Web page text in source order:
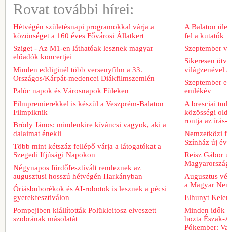
Rovat további hírei:
Hétvégén születésnapi programokkal várja a
közönséget a 160 éves Fővárosi Állatkert
Sziget - Az M1-en láthatóak lesznek magyar
előadók koncertjei
Minden eddiginél több versenyfilm a 33.
Országos/Kárpát-medencei Diákfilmszemlén
Palóc napok és Városnapok Füleken
Filmpremierekkel is készül a Veszprém-Balaton
Filmpiknik
Bródy János: mindenkire kíváncsi vagyok, aki a
dalaimat énekli
Több mint kétszáz fellépő várja a látogatókat a
Szegedi Ifjúsági Napokon
Négynapos fürdőfesztivált rendeznek az
augusztusi hosszú hétvégén Harkányban
Óriásbuborékok és AI-robotok is lesznek a pécsi
gyerekfesztiválon
Pompejiben kiállították Polükleitosz elveszett
szobrának másolatát
A Balaton
fel a kutatók
Szeptember
Sikeresen
világzenével
Szeptember
emlékév
A bresciai
közösségi
rontja az
Nemzetközi
Színház új
Reisz Gábor
Augusztus
a Magyar
Elhunyt
Minden idők
hozta
Pókember: